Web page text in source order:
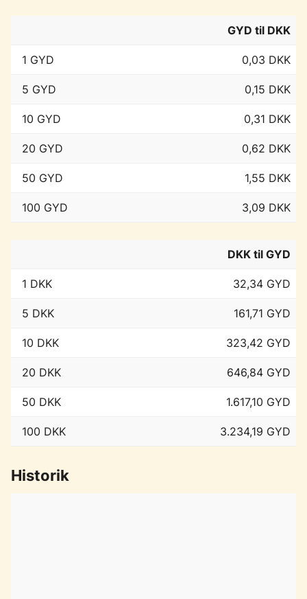
GYD til DKK
1 GYD 0,03 DKK
5 GYD 0,15 DKK
10 GYD 0,31 DKK
20 GYD 0,62 DKK
50 GYD 1,55 DKK
100 GYD 3,09 DKK
DKK til GYD
1 DKK 32,34 GYD
5 DKK 161,71 GYD
10 DKK 323,42 GYD
20 DKK 646,84 GYD
50 DKK 1.617,10 GYD
100 DKK 3.234,19 GYD
Historik